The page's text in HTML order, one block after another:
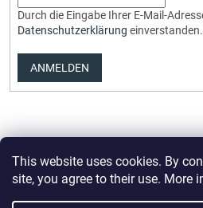
This website uses cookies. By
site, you agree to their use. More
Durch die Eingabe Ihrer E-Mail-
Datenschutzerklärung einverstanden.
ANMELDEN